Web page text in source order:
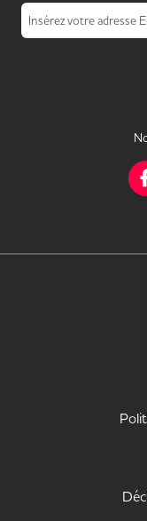
Insérez votre adresse